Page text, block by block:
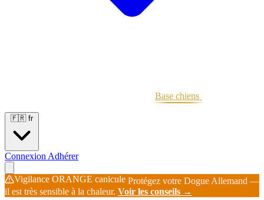
Base chiens
🇫🇷 fr
Connexion Adhérer
Vigilance ORANGE canicule Protégez votre Dogue Allemand —
il est très sensible à la chaleur. Voir les conseils →